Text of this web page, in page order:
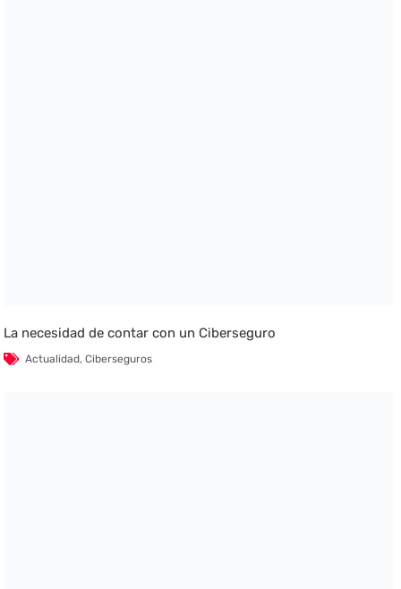
La necesidad de contar con un Ciberseguro
Actualidad,Ciberseguros